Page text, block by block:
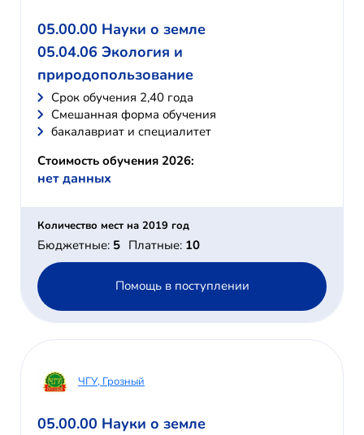
05.00.00 Науки о земле
05.04.06 Экология и
природопользование
Cрок обучения 2,40 года
Смешанная форма обучения
бакалавриат и специалитет
Стоимость обучения 2026:
нет данных
Количество мест на 2019 год
Бюджетные: 5 Платные: 10
Помощь в поступлении
ЧГУ, Грозный
05.00.00 Науки о земле